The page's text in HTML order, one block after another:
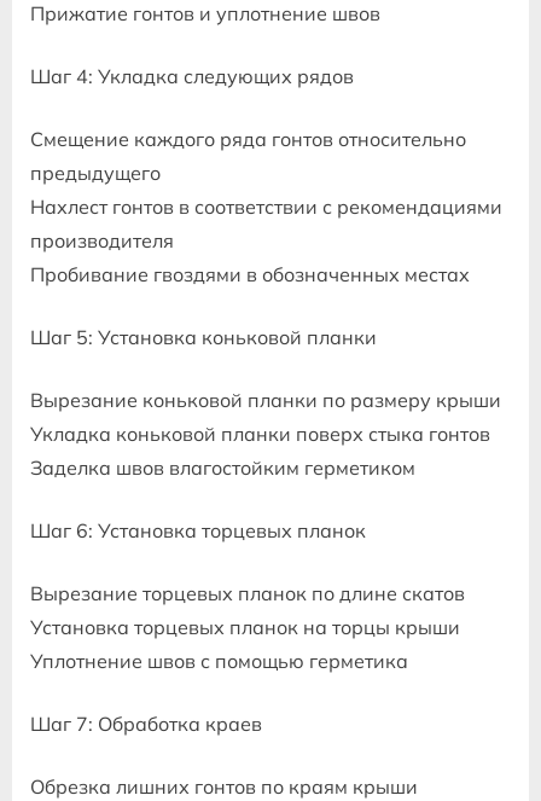
Прижатие гонтов и уплотнение швов
Шаг 4: Укладка следующих рядов
Смещение каждого ряда гонтов относительно
предыдущего
Нахлест гонтов в соответствии с рекомендациями
производителя
Пробивание гвоздями в обозначенных местах
Шаг 5: Установка коньковой планки
Вырезание коньковой планки по размеру крыши
Укладка коньковой планки поверх стыка гонтов
Заделка швов влагостойким герметиком
Шаг 6: Установка торцевых планок
Вырезание торцевых планок по длине скатов
Установка торцевых планок на торцы крыши
Уплотнение швов с помощью герметика
Шаг 7: Обработка краев
Обрезка лишних гонтов по краям крыши